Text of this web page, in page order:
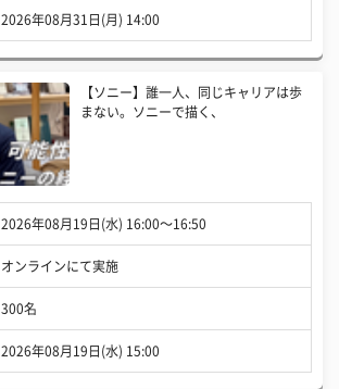
2026年08月31日(月) 14:00
【ソニー】誰一人、同じキャリアは歩
まない。ソニーで描く、
2026年08月19日(水) 16:00〜16:50
オンラインにて実施
300名
2026年08月19日(水) 15:00